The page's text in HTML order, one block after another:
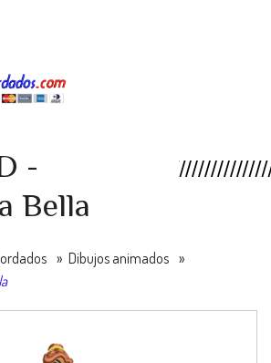
-
Bella
» Dibujos animados »